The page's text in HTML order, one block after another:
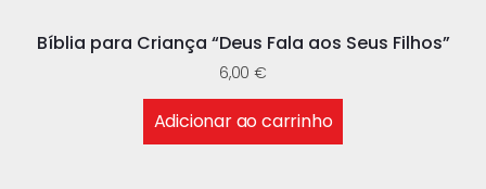
Bíblia para Criança “Deus Fala aos Seus Filhos”
6,00€
Adicionar ao carrinho